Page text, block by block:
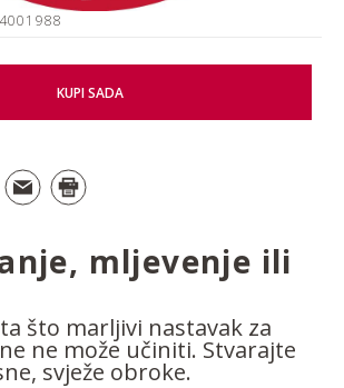
KUPI SADA
mljevenje ili
što marljivi nastavak za
ne može učiniti. Stvarajte
svježe obroke.